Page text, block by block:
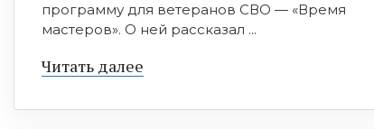
программу для ветеранов СВО — «Время
мастеров». О ней рассказал ...
Читать далее